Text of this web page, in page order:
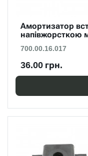
Амортизатор
напівжорсткою
700.00.16.017
36.00 грн.